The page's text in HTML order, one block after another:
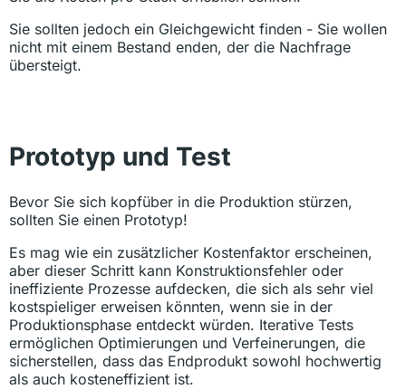
Sie sollten jedoch ein Gleichgewicht finden - Sie wollen
nicht mit einem Bestand enden, der die Nachfrage
übersteigt.
Prototyp und Test
Bevor Sie sich kopfüber in die Produktion stürzen,
sollten Sie einen Prototyp!
Es mag wie ein zusätzlicher Kostenfaktor erscheinen,
aber dieser Schritt kann Konstruktionsfehler oder
ineffiziente Prozesse aufdecken, die sich als sehr viel
kostspieliger erweisen könnten, wenn sie in der
Produktionsphase entdeckt würden. Iterative Tests
ermöglichen Optimierungen und Verfeinerungen, die
sicherstellen, dass das Endprodukt sowohl hochwertig
als auch kosteneffizient ist.